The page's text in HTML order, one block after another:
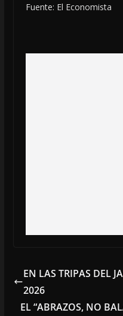
Fuente: El Economista
EN LAS TRIPAS DEL
2026
EL “ABRAZOS, NO